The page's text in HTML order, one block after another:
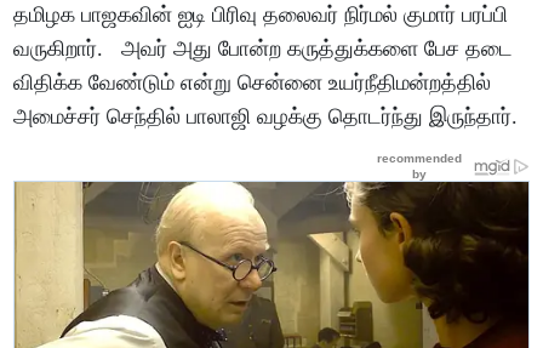
தமிழக பாஜகவின் ஐடி பிரிவு தலைவர் நிர்மல் குமார் பரப்பி
வருகிறார். அவர் அது போன்ற கருத்துக்களை பேச தடை
விதிக்க வேண்டும் என்று சென்னை உயர்நீதிமன்றத்தில்
அமைச்சர் செந்தில் பாலாஜி வழக்கு தொடர்ந்து இருந்தார்.